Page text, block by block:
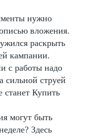
нужно
вложения.
раскрыть
кампании.
с работы надо
сильной струей
Купить
могут быть
Здесь